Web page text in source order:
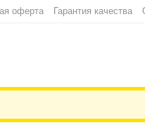
оферта Гарантия качества